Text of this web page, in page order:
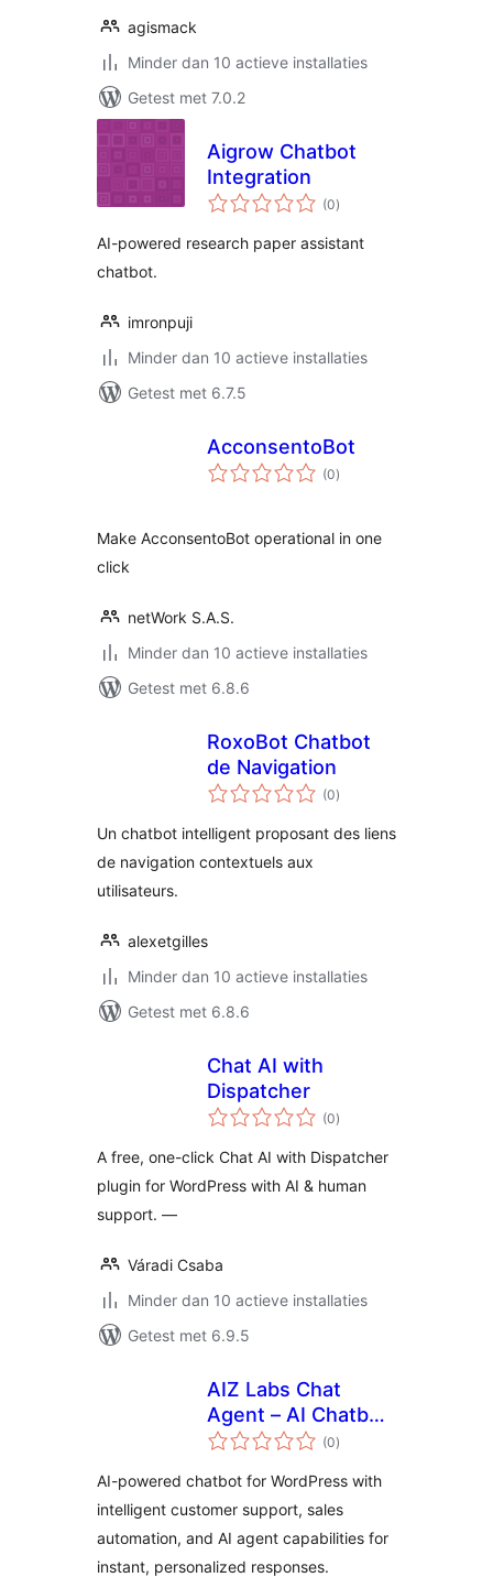
agismack
Minder dan 10 actieve installaties
Getest met 7.0.2
Aigrow Chatbot
Integration
(0totaal
waarderingen
)
AI-powered research paper assistant
chatbot.
imronpuji
Minder dan 10 actieve installaties
Getest met 6.7.5
AcconsentoBot
(0totaal
waarderingen
)
Make AcconsentoBot operational in one
click
netWork S.A.S.
Minder dan 10 actieve installaties
Getest met 6.8.6
RoxoBot Chatbot
de Navigation
(0totaal
waarderingen
)
Un chatbot intelligent proposant des liens
de navigation contextuels aux
utilisateurs.
alexetgilles
Minder dan 10 actieve installaties
Getest met 6.8.6
Chat AI with
Dispatcher
(0totaal
waarderingen
)
A free, one-click Chat AI with Dispatcher
plugin for WordPress with AI & human
support. —
Váradi Csaba
Minder dan 10 actieve installaties
Getest met 6.9.5
AIZ Labs Chat
Agent – AI Chatbot
Agent for
& Sales
(0totaal
waarderingen
)
AI-powered chatbot for WordPress with
intelligent customer support, sales
automation, and AI agent capabilities for
instant, personalized responses.